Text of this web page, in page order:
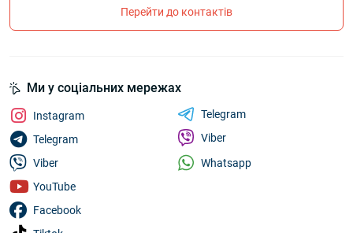
Перейти до контактів
Ми у соціальних мережах
Instagram
Telegram
Viber
YouTube
Facebook
Telegram
Viber
Whatsapp